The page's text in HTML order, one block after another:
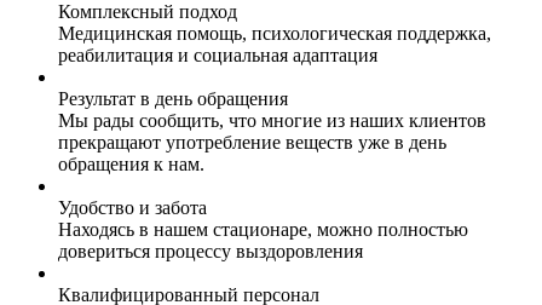
Комплексный подход
Медицинская помощь, психологическая поддержка,
реабилитация и социальная адаптация
Результат в день обращения
Мы рады сообщить, что многие из наших клиентов
прекращают употребление веществ уже в день
обращения к нам.
Удобство и забота
Находясь в нашем стационаре, можно полностью
довериться процессу выздоровления
Квалифицированный персонал